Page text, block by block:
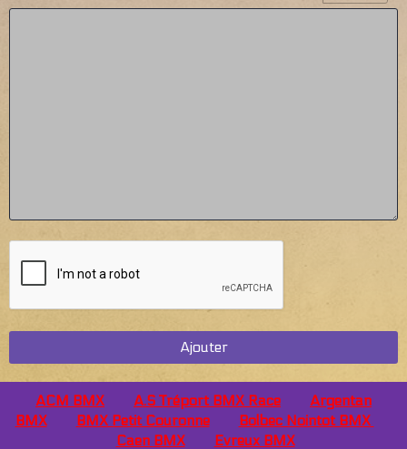
Ajouter
ACM BMX A.S Tréport BMX Race
Argentan
BMX
BMX Petit Couronne
Bolbec Nointot BMX
Caen BMX Evreux BMX